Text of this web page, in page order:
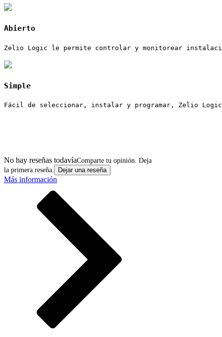
Abierto
Zelio Logic le permite controlar y monitorear
Simple
Fácil de seleccionar, instalar y programar, Zelio
No hay reseñas todavíaComparte tu opinión. Deja
la primera reseña.
Dejar una reseña
Más información